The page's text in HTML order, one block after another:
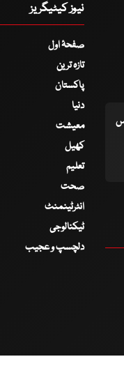
نیوز کیٹیگریز
صفحۂ اول
تازہ ترین
پاکستان
دنیا
معیشت
کھیل
تعلیم
صحت
انٹرٹینمنٹ
ٹیکنالوجی
دلچسپ و عجیب